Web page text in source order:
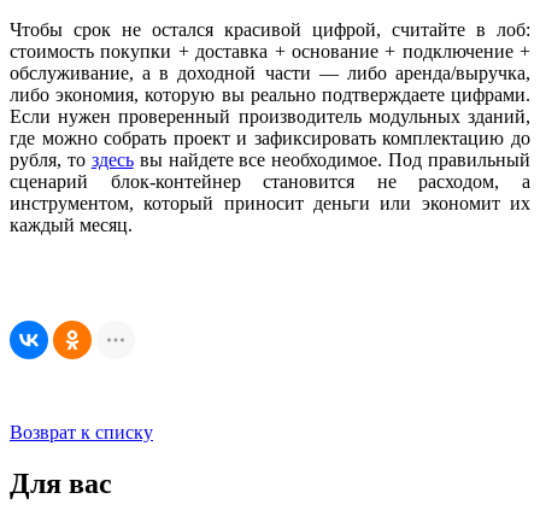
Чтобы срок не остался красивой цифрой, считайте в лоб:
стоимость покупки + доставка + основание + подключение +
обслуживание, а в доходной части — либо аренда/выручка,
либо экономия, которую вы реально подтверждаете цифрами.
Если нужен проверенный производитель модульных зданий,
где можно собрать проект и зафиксировать комплектацию до
рубля, то здесьвы найдете все необходимое. Под правильный
сценарий блок-контейнер становится не расходом, а
инструментом, который приносит деньги или экономит их
каждый месяц.
Возврат к списку
Для вас